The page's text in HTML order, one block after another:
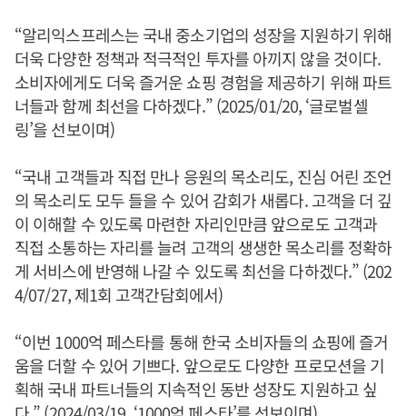
“알리익스프레스는 국내 중소기업의 성장을 지원하기 위해
더욱 다양한 정책과 적극적인 투자를 아끼지 않을 것이다.
소비자에게도 더욱 즐거운 쇼핑 경험을 제공하기 위해 파트
너들과 함께 최선을 다하겠다.” (2025/01/20, ‘글로벌셀
링’을 선보이며)
“국내 고객들과 직접 만나 응원의 목소리도, 진심 어린 조언
의 목소리도 모두 들을 수 있어 감회가 새롭다. 고객을 더 깊
이 이해할 수 있도록 마련한 자리인만큼 앞으로도 고객과
직접 소통하는 자리를 늘려 고객의 생생한 목소리를 정확하
게 서비스에 반영해 나갈 수 있도록 최선을 다하겠다.” (202
4/07/27, 제1회 고객간담회에서)
“이번 1000억 페스타를 통해 한국 소비자들의 쇼핑에 즐거
움을 더할 수 있어 기쁘다. 앞으로도 다양한 프로모션을 기
획해 국내 파트너들의 지속적인 동반 성장도 지원하고 싶